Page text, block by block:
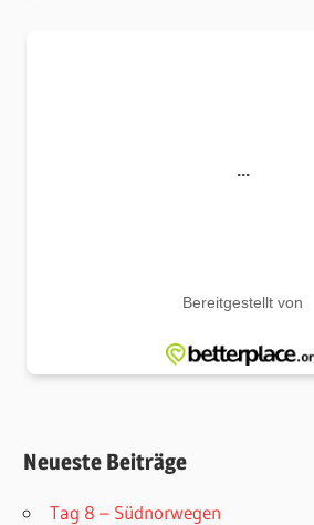
Neueste Beiträge
Tag 8 – Südnorwegen